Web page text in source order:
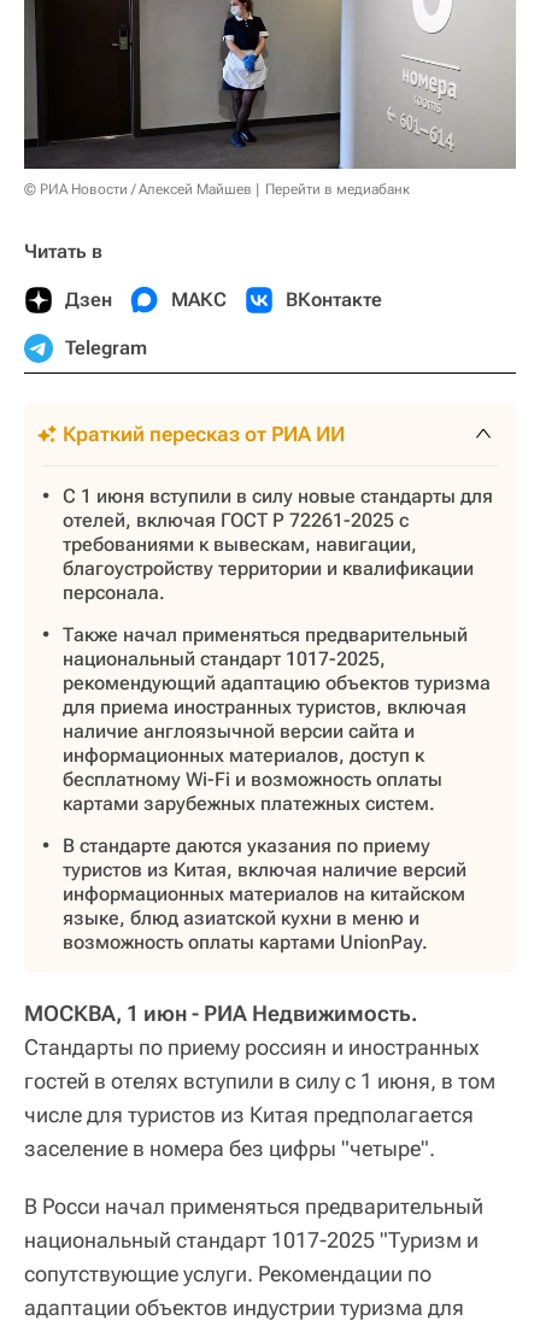
© РИА Новости / Алексей Майшев Перейти в медиабанк
Читать в
Дзен МАКС ВКонтакте
Telegram
Краткий пересказ от РИА ИИ
С 1 июня вступили в силу новые стандарты для
отелей, включая ГОСТ Р 72261-2025 с
требованиями к вывескам, навигации,
благоустройству территории и квалификации
персонала.
Также начал применяться предварительный
национальный стандарт 1017-2025,
рекомендующий адаптацию объектов туризма
для приема иностранных туристов, включая
наличие англоязычной версии сайта и
информационных материалов, доступ к
бесплатному Wi-Fi и возможность оплаты
картами зарубежных платежных систем.
В стандарте даются указания по приему
туристов из Китая, включая наличие версий
информационных материалов на китайском
языке, блюд азиатской кухни в меню и
возможность оплаты картами UnionPay.
МОСКВА, 1 июн - РИА Недвижимость.
Стандарты по приему россиян и иностранных
гостей в отелях вступили в силу с 1 июня, в том
числе для туристов из Китая предполагается
заселение в номера без цифры "четыре".
В Росси начал применяться предварительный
национальный стандарт 1017-2025 "Туризм и
сопутствующие услуги. Рекомендации по
адаптации объектов индустрии туризма для